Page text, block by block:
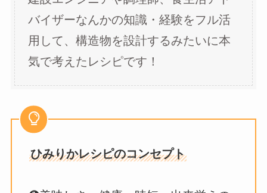
バイザーなんかの知識・経験をフル活
用して、構造物を設計するみたいに本
気で考えたレシピです！
ひみりかレシピのコンセプト